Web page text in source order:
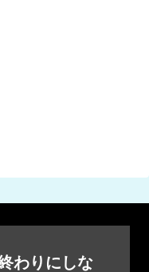
わりにしな